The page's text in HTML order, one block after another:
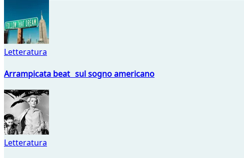
Letteratura
Arrampicata beat sul sogno americano
Letteratura